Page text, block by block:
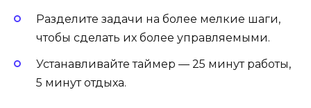
Разделите задачи на более мелкие шаги,
чтобы сделать их более управляемыми.
Устанавливайте таймер — 25 минут работы,
5 минут отдыха.